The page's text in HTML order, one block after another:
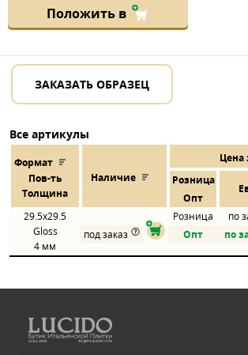
Положить в
ЗАКАЗАТЬ ОБРАЗЕЦ
Все артикулы
Формат
Пов-ть
Толщина
Наличие
Цена
Розница
Опт
29.5x29.5
Gloss
4 мм
Розница по
под заказ
Опт по